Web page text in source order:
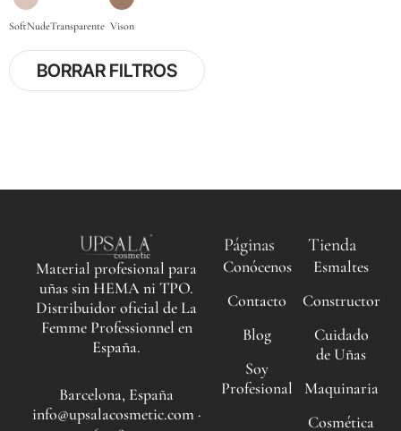
BORRAR FILTROS
Material profesional para
uñas sin HEMA ni TPO.
Distribuidor oficial de La
Femme Professionnel en
España.
Barcelona, España
info@upsalacosmetic.com ·
Páginas
Conócenos
Contacto
Blog
Soy
Profesional
Tienda
Esmaltes
Constructor
Cuidado
de Uñas
Maquinaria
Cosmética